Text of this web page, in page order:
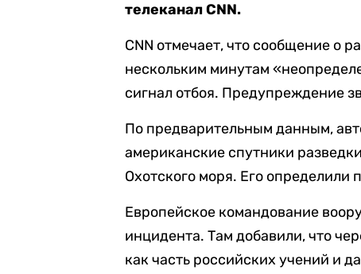
телеканал CNN.
CNN отмечает, что сообщение о
нескольким минутам
сигнал отбоя. Предупреждение
По предварительным данным,
американские спутники
Охотского моря. Его определили
Европейское командование
инцидента. Там добавили, что
как часть российских учений и